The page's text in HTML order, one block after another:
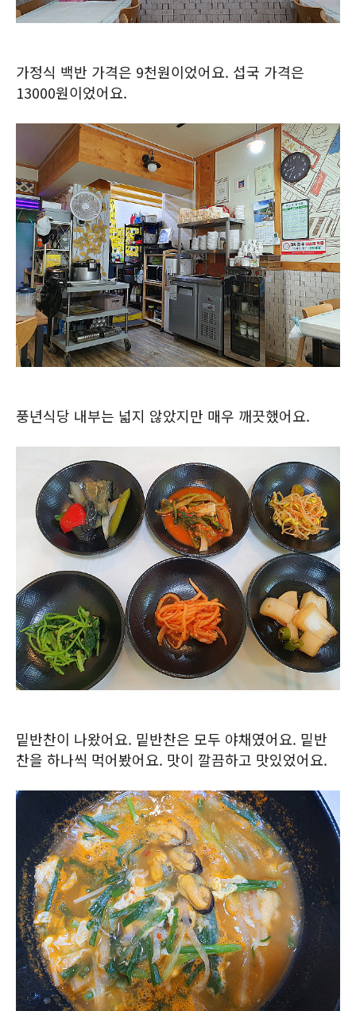
가정식 백반 가격은 9천원이었어요. 섭국 가격은
13000원이었어요.
풍년식당 내부는 넓지 않았지만 매우 깨끗했어요.
밑반찬이 나왔어요. 밑반찬은 모두 야채였어요. 밑반
찬을 하나씩 먹어봤어요. 맛이 깔끔하고 맛있었어요.